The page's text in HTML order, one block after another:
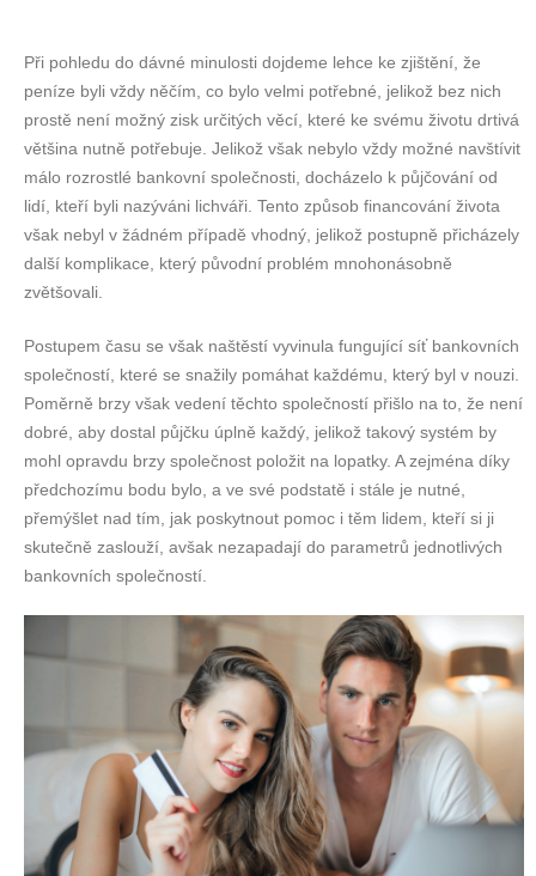
Při pohledu do dávné minulosti dojdeme lehce ke zjištění, že
peníze byli vždy něčím, co bylo velmi potřebné, jelikož bez nich
prostě není možný zisk určitých věcí, které ke svému životu drtivá
většina nutně potřebuje. Jelikož však nebylo vždy možné navštívit
málo rozrostlé bankovní společnosti, docházelo k půjčování od
lidí, kteří byli nazýváni lichváři. Tento způsob financování života
však nebyl v žádném případě vhodný, jelikož postupně přicházely
další komplikace, který původní problém mnohonásobně
zvětšovali.
Postupem času se však naštěstí vyvinula fungující síť bankovních
společností, které se snažily pomáhat každému, který byl v nouzi.
Poměrně brzy však vedení těchto společností přišlo na to, že není
dobré, aby dostal půjčku úplně každý, jelikož takový systém by
mohl opravdu brzy společnost položit na lopatky. A zejména díky
předchozímu bodu bylo, a ve své podstatě i stále je nutné,
přemýšlet nad tím, jak poskytnout pomoc i těm lidem, kteří si ji
skutečně zaslouží, avšak nezapadají do parametrů jednotlivých
bankovních společností.